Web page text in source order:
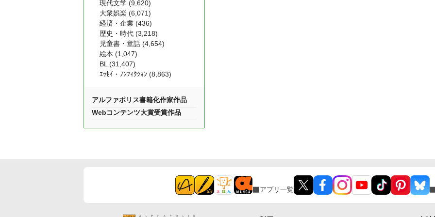
現代文学 (9,620)
大衆娯楽 (6,071)
経済・企業 (436)
歴史・時代 (3,218)
児童書・童話 (4,654)
絵本 (1,047)
BL (31,407)
ｴｯｾｲ・ﾉﾝﾌｨｸｼｮﾝ (8,863)
アルファポリス書籍化作家作品
Webコンテンツ大賞受賞作品
アプリ一覧